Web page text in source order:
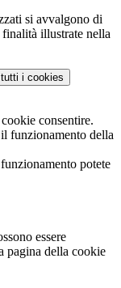
si avvalgono di
illustrate nella
i cookies
consentire.
funzionamento della
potete
essere
pagina della cookie